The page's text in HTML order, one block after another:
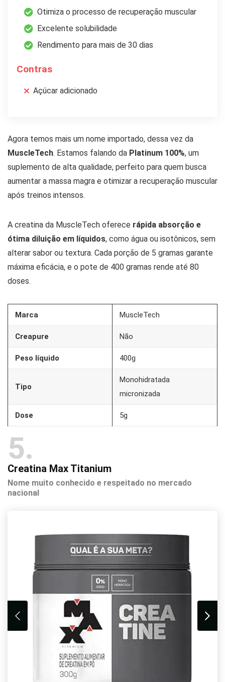
Otimiza o processo de recuperação muscular
Excelente solubilidade
Rendimento para mais de 30 dias
Contras
Açúcar adicionado
Agora temos mais um nome importado, dessa vez da
MuscleTech. Estamos falando da Platinum 100%, um
suplemento de alta qualidade, perfeito para quem busca
aumentar a massa magra e otimizar a recuperação muscular
após treinos intensos.
A creatina da MuscleTech oferece rápida absorção e
ótima diluição em líquidos, como água ou isotônicos, sem
alterar sabor ou textura. Cada porção de 5 gramas garante
máxima eficácia, e o pote de 400 gramas rende até 80
doses.
Marca MuscleTech
Creapure Não
Peso líquido 400g
Tipo
Monohidratada
micronizada
Dose 5g
5
Creatina Max Titanium
Nome muito conhecido e respeitado no mercado
nacional